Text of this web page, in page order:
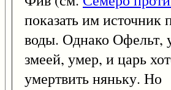
показать им источник
воды. Однако Офельт,
змеей, умер, и царь
умертвить няньку. Но